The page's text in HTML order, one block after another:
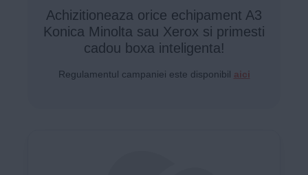
Achizitioneaza orice echipament A3
Konica Minolta sau Xerox si primesti
cadou boxa inteligenta!
Regulamentul campaniei este disponibil aici